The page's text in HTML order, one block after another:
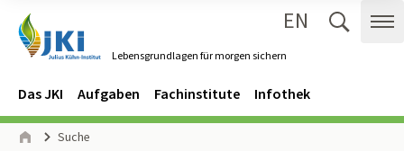
Lebensgrundlagen für morgen sichern
EN
Navigation
Hauptmenü
Das JKI Aufgaben Fachinstitute Infothek
Seitenpfad
Suche